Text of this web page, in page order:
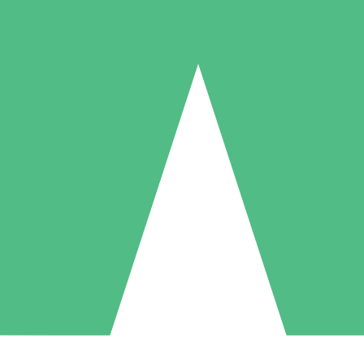
Individuelle Credit-Pakete
nach Bedarf mit Download-Credits. Keine monatliche Verpflichtung